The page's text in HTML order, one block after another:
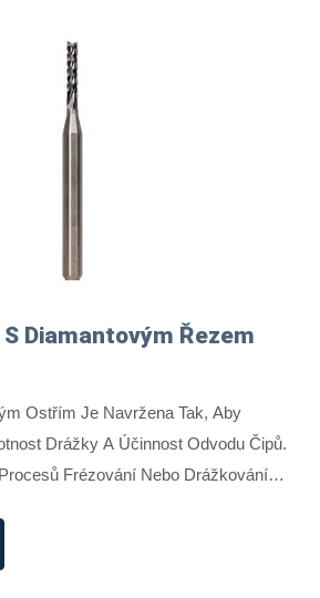
Diamantovým Řezem
Ostřím Je Navržena Tak, Aby
Drážky A Účinnost Odvodu Čipů.
Frézování Nebo Drážkování